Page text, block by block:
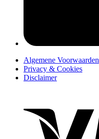
Algemene Voorwaarden
Privacy & Cookies
Disclaimer